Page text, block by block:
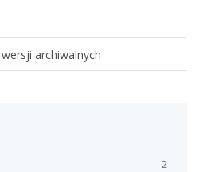
archiwalnych
2